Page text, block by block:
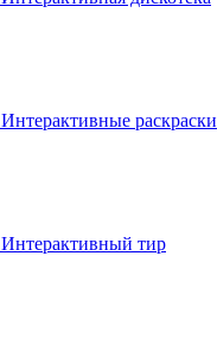
Интерактивные раскраски
Интерактивный тир